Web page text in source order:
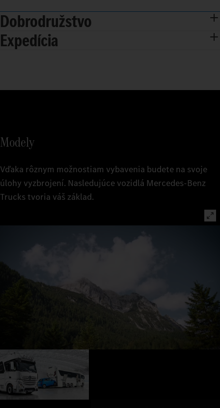
Dobrodružstvo
Expedícia
Modely
Vďaka rôznym možnostiam vybavenia budete na svoje
úlohy vyzbrojení. Nasledujúce vozidlá Mercedes‑Benz
Trucks tvoria váš základ.